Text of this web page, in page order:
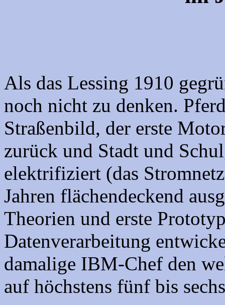
Als das Lessing 1910
noch nicht zu denken.
Straßenbild, der erste
zurück und Stadt und
elektrifiziert (das
Jahren flächendeckend
Theorien und erste
Datenverarbeitung
damalige IBM-Chef den
auf höchstens fünf bis